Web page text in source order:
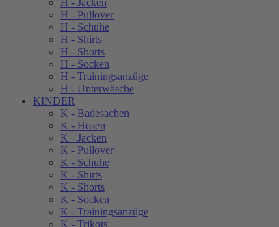
H - Jacken
H - Pullover
H - Schuhe
H - Shirts
H - Shorts
H - Socken
H - Trainingsanzüge
H - Unterwäsche
KINDER
K - Badesachen
K - Hosen
K - Jacken
K - Pullover
K - Schuhe
K - Shirts
K - Shorts
K - Socken
K - Trainingsanzüge
K - Trikots